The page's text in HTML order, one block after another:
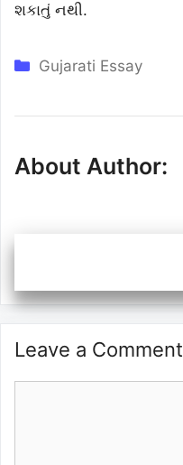
શકાતું નથી.
Categories
Gujarati Essay
About Author:
Leave a Comment